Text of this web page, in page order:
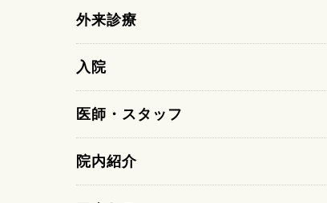
外来診療
入院
医師・スタッフ
院内紹介